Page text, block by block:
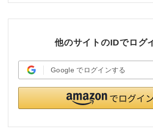
他のサイトのIDでログ
Google でログインする